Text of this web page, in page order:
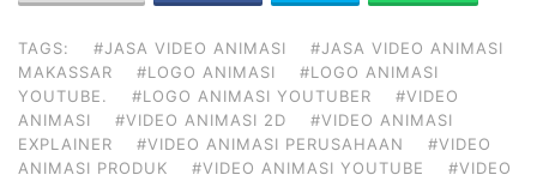
TAGS: #JASA VIDEO ANIMASI
#JASA VIDEO ANIMASI
MAKASSAR
#LOGO ANIMASI
#LOGO ANIMASI
YOUTUBE.
#LOGO ANIMASI YOUTUBER
#VIDEO
ANIMASI
#VIDEO ANIMASI 2D
#VIDEO ANIMASI
EXPLAINER
#VIDEO ANIMASI PERUSAHAAN
#VIDEO
ANIMASI PRODUK
#VIDEO ANIMASI YOUTUBE
#VIDEO